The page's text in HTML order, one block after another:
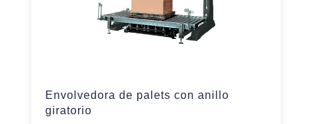
Envolvedora de palets con anillo
giratorio